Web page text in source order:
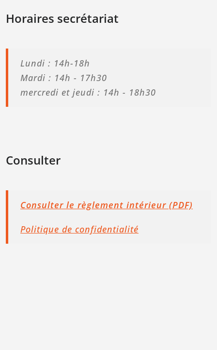
Horaires secrétariat
Lundi : 14h-18h
Mardi : 14h - 17h30
mercredi et jeudi : 14h - 18h30
Consulter
Consulter le règlement intérieur (PDF)
Politique de confidentialité